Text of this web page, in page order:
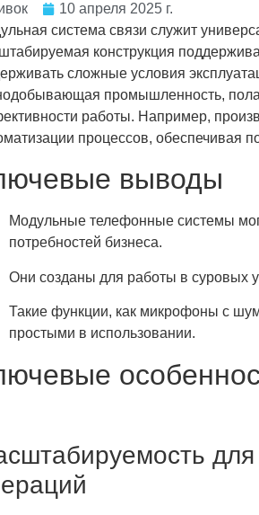
10 апреля 2025 г.
система связи служит
конструкция
сложные условия
промышленность,
работы. Например,
процессов, обеспечивая
выводы
Модульные телефонные системы
потребностей бизнеса.
Они созданы для работы в суровых
Такие функции, как микрофоны с
простыми в использовании.